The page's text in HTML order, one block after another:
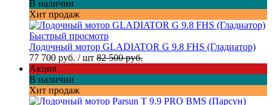
В наличии
Хит продаж
Быстрый просмотр
Лодочный мотор GLADIATOR G 9.8 FHS (Гладиатор)
77 700 руб. / шт 82 500 руб.
Акция
В наличии
Хит продаж